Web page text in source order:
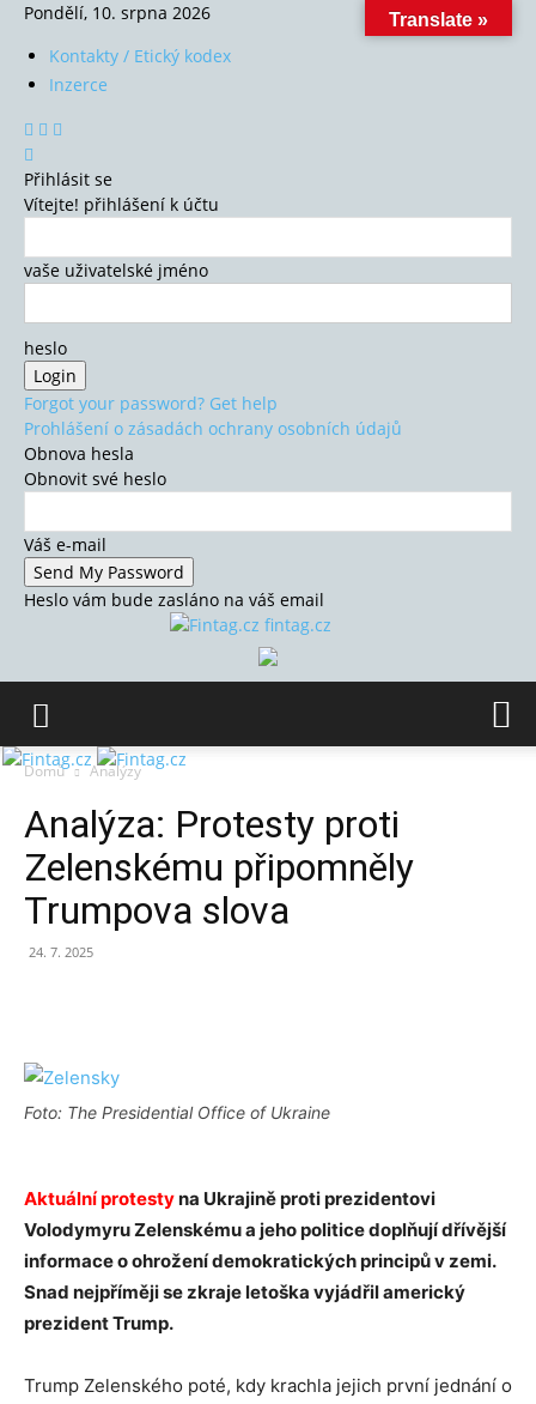
Pondělí, 10. srpna 2026
Kontakty / Etický kodex
Inzerce
Přihlásit se
Vítejte! přihlášení k účtu
vaše uživatelské jméno
heslo
Forgot your password? Get help
Prohlášení o zásadách ochrany osobních údajů
Obnova hesla
Obnovit své heslo
Váš e-mail
Heslo vám bude zasláno na váš email
fintag.cz
Domů Analýzy
Analýza: Protesty proti
Zelenskému připomněly
Trumpova slova
24. 7. 2025
Foto: The Presidential Office of Ukraine
Aktuální protestyna Ukrajině proti prezidentovi
Volodymyru Zelenskému a jeho politice doplňují dřívější
informace o ohrožení demokratických principů v zemi.
Snad nejpříměji se zkraje letoška vyjádřil americký
prezident Trump.
Trump Zelenského poté, kdy krachla jejich první jednání o
Translate »